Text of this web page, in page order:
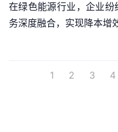
在绿色能源行业，企业
务深度融合，实现降本增
1 2 3 4